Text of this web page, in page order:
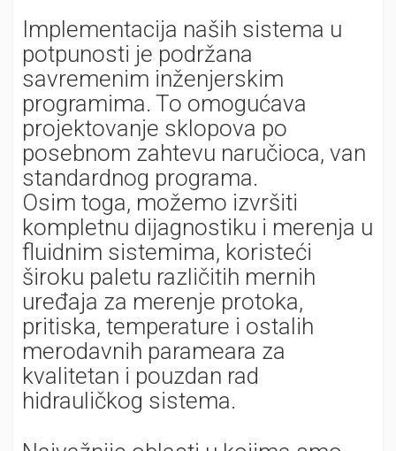
Implementacija naših sistema u
potpunosti je podržana
savremenim inženjerskim
programima. To omogućava
projektovanje sklopova po
posebnom zahtevu naručioca, van
standardnog programa.
Osim toga, možemo izvršiti
kompletnu dijagnostiku i merenja u
fluidnim sistemima, koristeći
široku paletu različitih mernih
uređaja za merenje protoka,
pritiska, temperature i ostalih
merodavnih parameara za
kvalitetan i pouzdan rad
hidrauličkog sistema.